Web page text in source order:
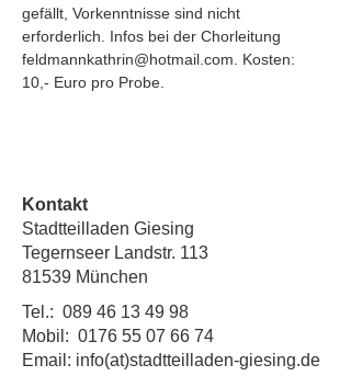
gefällt, Vorkenntnisse sind nicht
erforderlich. Infos bei der Chorleitung
feldmannkathrin@hotmail.com. Kosten:
10,- Euro pro Probe.
Kontakt
Stadtteilladen Giesing
Tegernseer Landstr. 113
81539 München
Tel.: 089 46 13 49 98
Mobil: 0176 55 07 66 74
Email: info(at)stadtteilladen-giesing.de